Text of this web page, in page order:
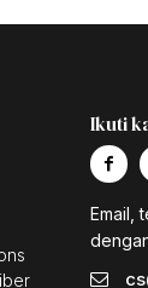
Ikuti
Email,